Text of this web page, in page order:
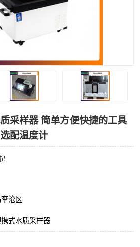
采样器 简单方便快捷的工具
配温度计
沧区
式水质采样器
量计
仪 LB-62便携式烟气分析仪
大气采样器
凯恩仪器